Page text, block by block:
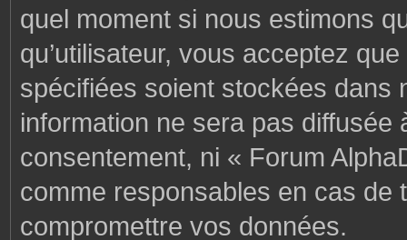
quel moment si nous estimons
qu’utilisateur, vous acceptez
spécifiées soient stockées dans
information ne sera pas
consentement, ni « Forum
comme responsables en cas de
compromettre vos données.